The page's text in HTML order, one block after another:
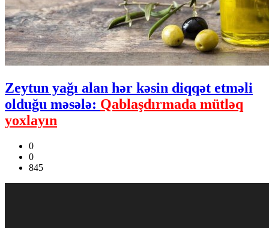
Zeytun yağı alan hər kəsin diqqət etməli
olduğu məsələ: Qablaşdırmada mütləq
yoxlayın
0
0
845